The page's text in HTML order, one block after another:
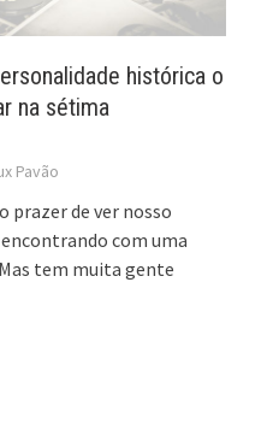
histórica o
na sétima
Pavão
prazer de ver nosso
com uma
tem muita gente